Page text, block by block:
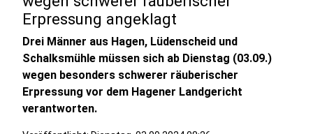
Erpressung angeklagt
Drei Männer aus Hagen, Lüdenscheid und
Schalksmühle müssen sich ab Dienstag (03.09.)
wegen besonders schwerer räuberischer
Erpressung vor dem Hagener Landgericht
verantworten.